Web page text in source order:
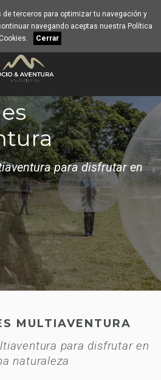
terceros para optimizar tu navegación y
navegando aceptas nuestra Política
. Cerrar
para disfrutar en
MULTIAVENTURA
para disfrutar en
naturaleza